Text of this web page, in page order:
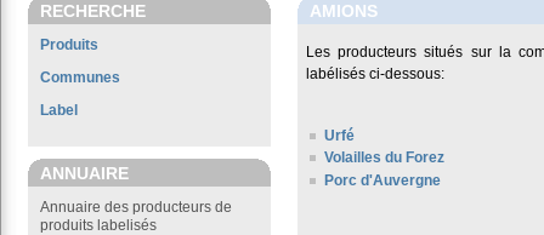
RECHERCHE
Produits
Communes
Label
ANNUAIRE
Annuaire des producteurs de
produits labelisés
AMIONS
Les producteurs situés sur la
labélisés ci-dessous:
Urfé
Volailles du Forez
Porc d'Auvergne